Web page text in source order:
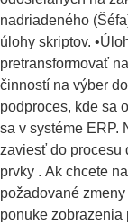
nadriadeného
úlohy skriptov.
pretransformovať
činností na výber
podproces, kde sa
sa v systéme ERP.
zaviesť do procesu
prvky . Ak chcete
požadované
ponuke zobrazenia